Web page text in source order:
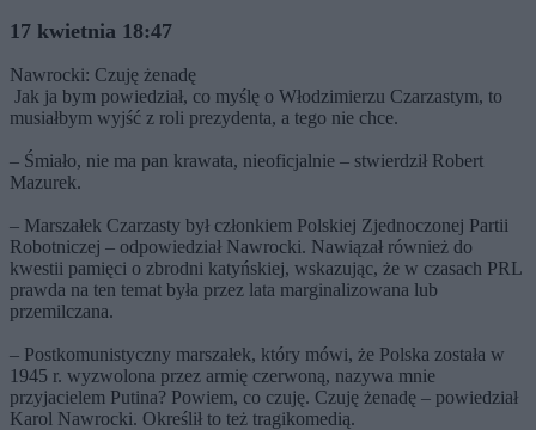
17 kwietnia 18:47
Nawrocki: Czuję żenadę
Jak ja bym powiedział, co myślę o Włodzimierzu Czarzastym, to
musiałbym wyjść z roli prezydenta, a tego nie chce.
– Śmiało, nie ma pan krawata, nieoficjalnie – stwierdził Robert
Mazurek.
– Marszałek Czarzasty był członkiem Polskiej Zjednoczonej Partii
Robotniczej – odpowiedział Nawrocki. Nawiązał również do
kwestii pamięci o zbrodni katyńskiej, wskazując, że w czasach PRL
prawda na ten temat była przez lata marginalizowana lub
przemilczana.
– Postkomunistyczny marszałek, który mówi, że Polska została w
1945 r. wyzwolona przez armię czerwoną, nazywa mnie
przyjacielem Putina? Powiem, co czuję. Czuję żenadę – powiedział
Karol Nawrocki. Określił to też tragikomedią.